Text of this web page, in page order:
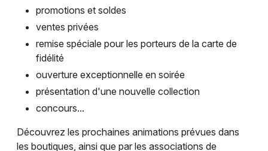
promotions et soldes
ventes privées
remise spéciale pour les porteurs de la carte de
fidélité
ouverture exceptionnelle en soirée
présentation d'une nouvelle collection
concours...
Découvrez les prochaines animations prévues dans
les boutiques, ainsi que par les associations de